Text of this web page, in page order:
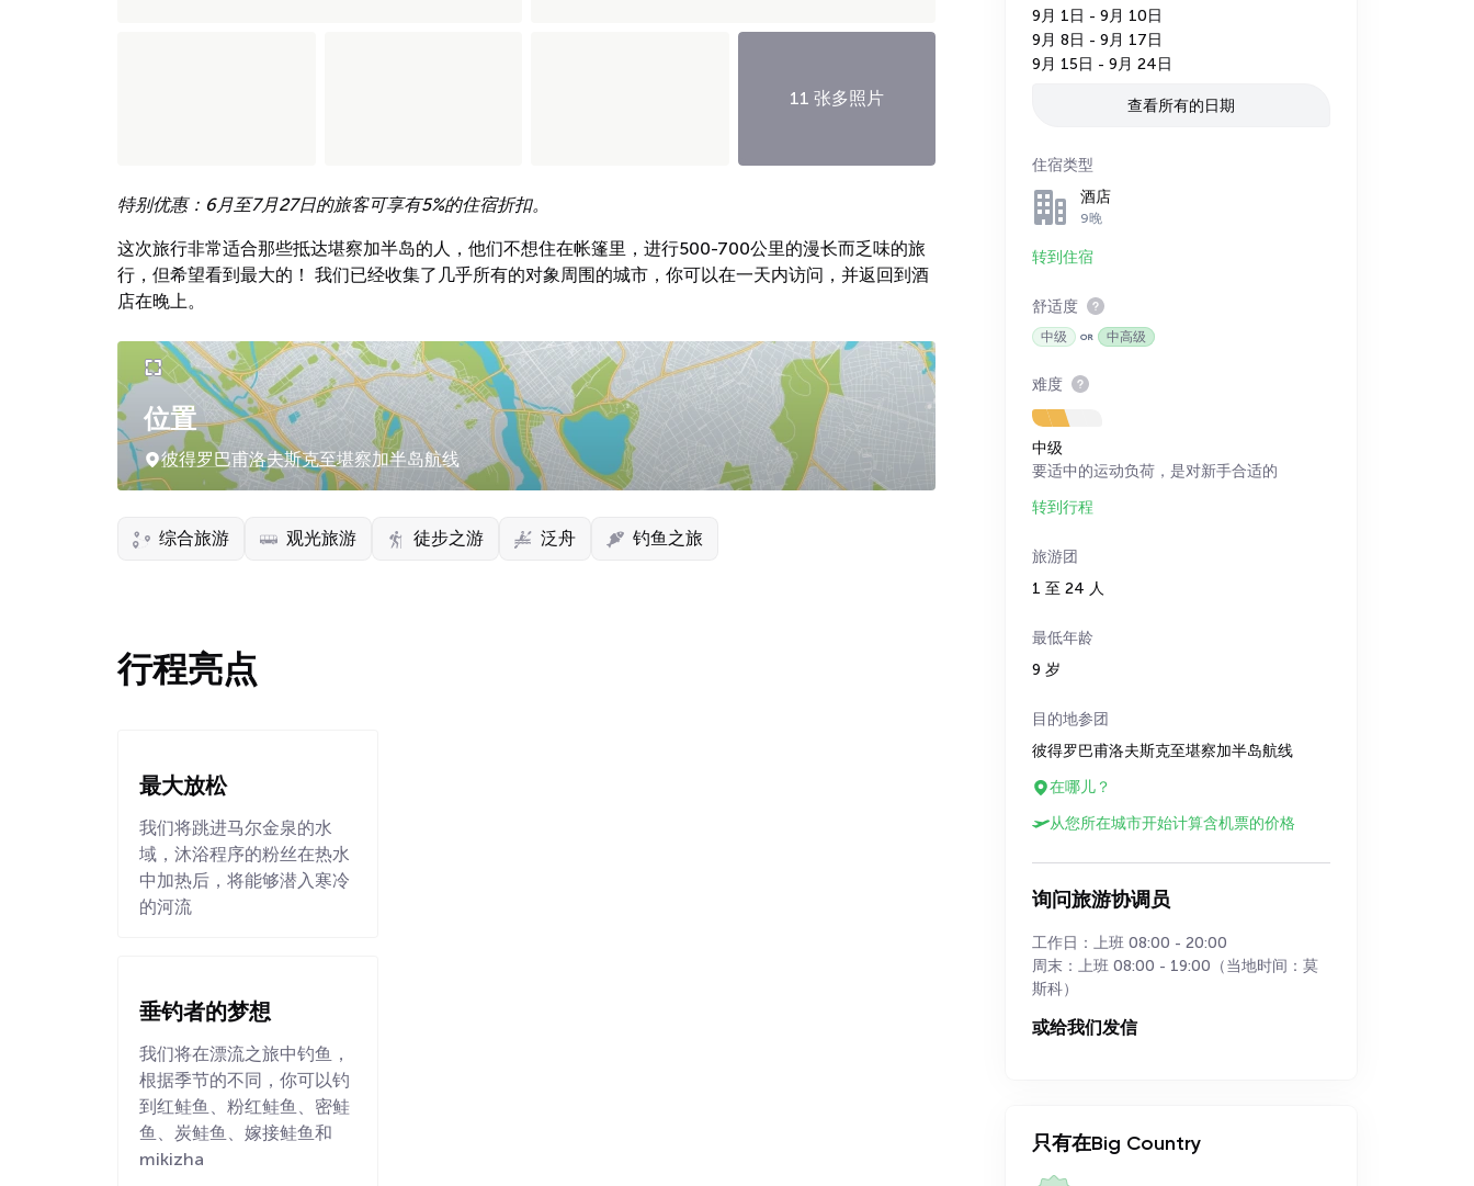
11 张多照片
特别优惠：6月至7月27日的旅客可享有5%的住宿折扣。
这次旅行非常适合那些抵达堪察加半岛的人，他们不想住在帐篷里，进行500-700公里的漫长而乏味的旅
行，但希望看到最大的！ 我们已经收集了几乎所有的对象周围的城市，你可以在一天内访问，并返回到酒
店在晚上。
位置
彼得罗巴甫洛夫斯克至堪察加半岛航线
综合旅游 观光旅游 徒步之游 泛舟 钓鱼之旅
行程亮点
最大放松
我们将跳进马尔金泉的水
域，沐浴程序的粉丝在热水
中加热后，将能够潜入寒冷
的河流
垂钓者的梦想
我们将在漂流之旅中钓鱼，
根据季节的不同，你可以钓
到红鲑鱼、粉红鲑鱼、密鲑
鱼、炭鲑鱼、嫁接鲑鱼和
mikizha
9月 1日 - 9月 10日
9月 8日 - 9月 17日
9月 15日 - 9月 24日
查看所有的日期
住宿类型
酒店
9晚
转到住宿
舒适度
中级 中高级
难度
中级
要适中的运动负荷，是对新手合适的
转到行程
旅游团
1 至 24 人
最低年龄
9 岁
目的地参团
彼得罗巴甫洛夫斯克至堪察加半岛航线
在哪儿？
从您所在城市开始计算含机票的价格
询问旅游协调员
工作日：上班 08:00 - 20:00
周末：上班 08:00 - 19:00（当地时间：莫
斯科）
或给我们发信
只有在Big Country